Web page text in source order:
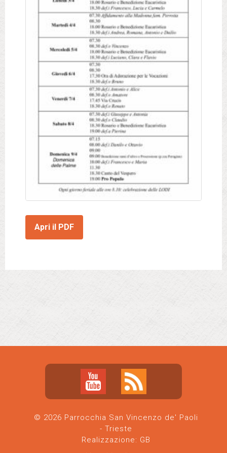
Apri il PDF
© 2026 Parrocchia San Vincenzo de' Paoli
- Trieste
Realizzazione: GB